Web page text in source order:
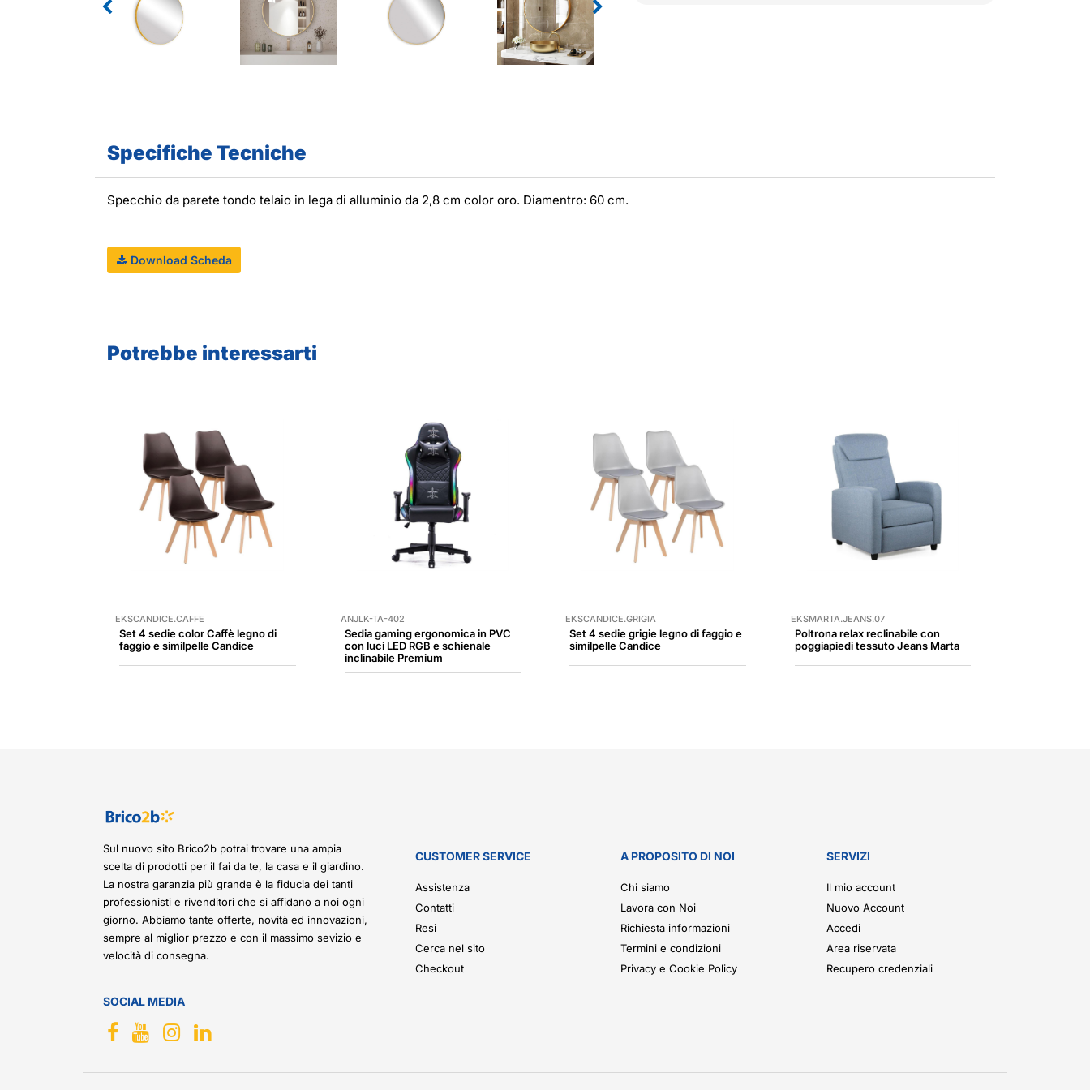
Specifiche Tecniche
Specchio da parete tondo telaio in lega di alluminio da 2,8 cm color oro. Diamentro: 60 cm.
Download Scheda
Potrebbe interessarti
EKSCANDICE.CAFFE
Set 4 sedie color Caffè legno di
faggio e similpelle Candice
ANJLK-TA-402
Sedia gaming ergonomica in PVC
con luci LED RGB e schienale
inclinabile Premium
EKSCANDICE.GRIGIA
Set 4 sedie grigie legno di faggio e
similpelle Candice
EKSMARTA.JEANS.07
Poltrona relax reclinabile con
poggiapiedi tessuto Jeans Marta
Sul nuovo sito Brico2b potrai trovare una ampia
scelta di prodotti per il fai da te, la casa e il giardino.
La nostra garanzia più grande è la fiducia dei tanti
professionisti e rivenditori che si affidano a noi ogni
giorno. Abbiamo tante offerte, novità ed innovazioni,
sempre al miglior prezzo e con il massimo sevizio e
velocità di consegna.
SOCIAL MEDIA
CUSTOMER SERVICE
Assistenza
Contatti
Resi
Cerca nel sito
Checkout
A PROPOSITO DI NOI
Chi siamo
Lavora con Noi
Richiesta informazioni
Termini e condizioni
Privacy e Cookie Policy
SERVIZI
Il mio account
Nuovo Account
Accedi
Area riservata
Recupero credenziali